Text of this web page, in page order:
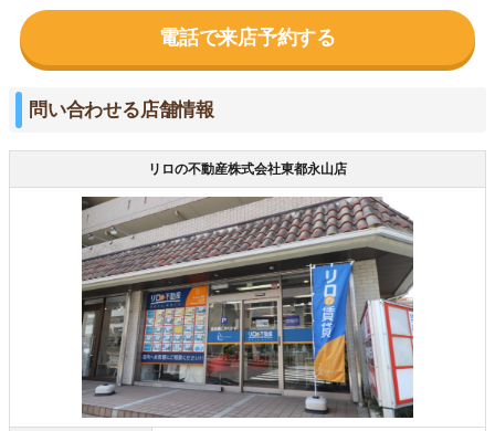
電話で来店予約する
問い合わせる店舗情報
リロの不動産株式会社東都永山店